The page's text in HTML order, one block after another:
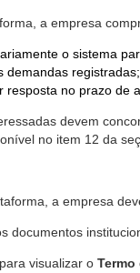
a empresa
o sistema
demandas registradas;
resposta no prazo de
devem
no item 12 da
a empresa
documentos
para visualizar o Termo